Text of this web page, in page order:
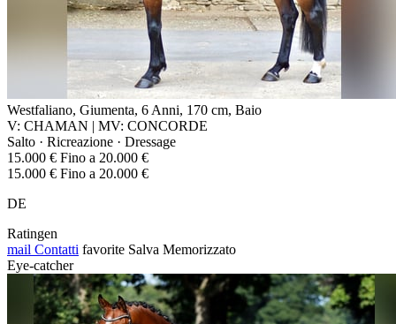
Westfaliano, Giumenta, 6 Anni, 170 cm, Baio
V: CHAMAN | MV: CONCORDE
Salto · Ricreazione · Dressage
15.000 € Fino a 20.000 €
15.000 € Fino a 20.000 €
DE
Ratingen
mail Contatti favorite Salva Memorizzato
Eye-catcher